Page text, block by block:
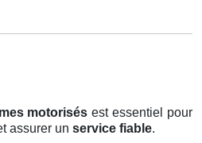
motorisés est essentiel pour
assurer un service fiable.